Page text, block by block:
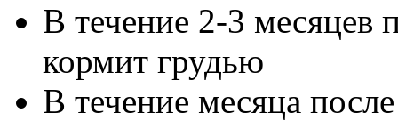
В течение 2-3 месяцев
кормит грудью
В течение месяца